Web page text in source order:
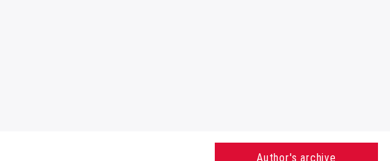
Author's archive